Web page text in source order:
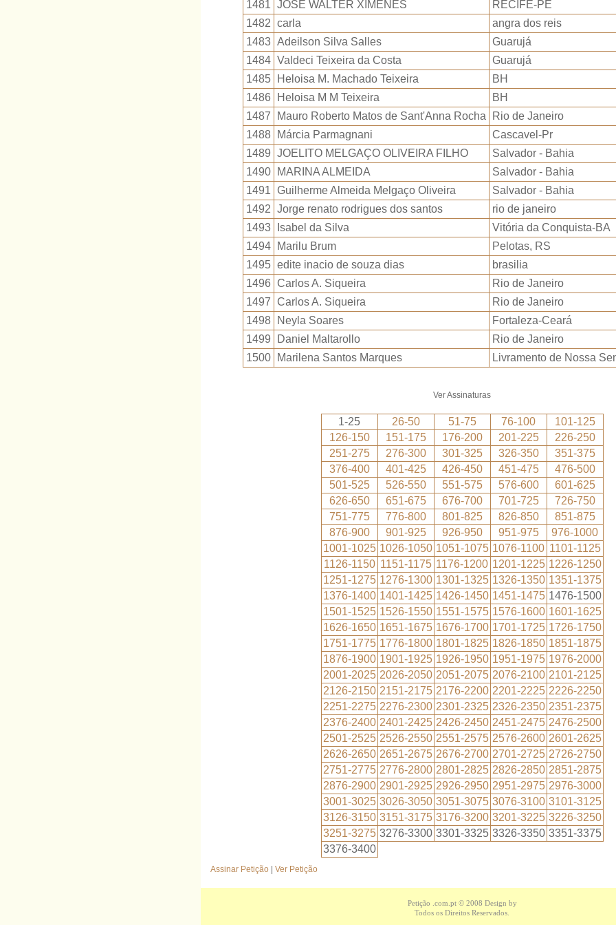
1481 JOSE WALTER XIMENES
RECIFE-PE
1482 carla
angra dos reis
1483 Adeilson Silva Salles
Guarujá
1484 Valdeci Teixeira da Costa
Guarujá
1485
Heloisa M. Machado Teixeira
BH
1486
Heloisa M M Teixeira
BH
1487
Mauro Roberto Matos de Sant'Anna Rocha
Rio de Janeiro
1488
Márcia Parmagnani
Cascavel-Pr
1489 JOELITO MELGAÇO OLIVEIRA FILHO
Salvador - Bahia
1490
MARINA ALMEIDA
Salvador - Bahia
1491 Guilherme Almeida Melgaço Oliveira
Salvador - Bahia
1492 Jorge renato rodrigues dos santos
rio de janeiro
1493
Isabel da Silva
Vitória da Conquista-BA
1494
Marilu Brum
Pelotas, RS
1495 edite inacio de souza dias
brasilia
1496 Carlos A. Siqueira
Rio de Janeiro
1497 Carlos A. Siqueira
Rio de Janeiro
1498
Neyla Soares
Fortaleza-Ceará
1499
Daniel Maltarollo
Rio de Janeiro
1500
Marilena Santos Marques Livramento de Nossa
Ver Assinaturas
1-25 26-50 51-75 76-100
101-125
126-150
151-175 176-200 201-225
226-250
251-275
276-300 301-325 326-350
351-375
376-400
401-425 426-450 451-475
476-500
501-525
526-550 551-575 576-600
601-625
626-650
651-675 676-700 701-725
726-750
751-775
776-800 801-825 826-850
851-875
876-900
901-925 926-950 951-975
976-1000
1001-1025 1026-1050 1051-1075 1076-1100 1101-1125
1126-1150 1151-1175 1176-1200 1201-1225 1226-1250
1251-1275 1276-1300 1301-1325 1326-1350 1351-1375
1376-1400 1401-1425 1426-1450 1451-1475 1476-1500
1501-1525 1526-1550 1551-1575 1576-1600 1601-1625
1626-1650 1651-1675 1676-1700 1701-1725 1726-1750
1751-1775 1776-1800 1801-1825 1826-1850 1851-1875
1876-1900 1901-1925 1926-1950 1951-1975 1976-2000
2001-2025 2026-2050 2051-2075 2076-2100 2101-2125
2126-2150 2151-2175 2176-2200 2201-2225 2226-2250
2251-2275 2276-2300 2301-2325 2326-2350 2351-2375
2376-2400 2401-2425 2426-2450 2451-2475 2476-2500
2501-2525 2526-2550 2551-2575 2576-2600 2601-2625
2626-2650 2651-2675 2676-2700 2701-2725 2726-2750
2751-2775 2776-2800 2801-2825 2826-2850 2851-2875
2876-2900 2901-2925 2926-2950 2951-2975 2976-3000
3001-3025 3026-3050 3051-3075 3076-3100 3101-3125
3126-3150 3151-3175 3176-3200 3201-3225 3226-3250
3251-3275 3276-3300 3301-3325 3326-3350 3351-3375
3376-3400
Assinar Petição Ver Petição
Petição .com.pt© 2008 Design by
Todos os Direitos Reservados.